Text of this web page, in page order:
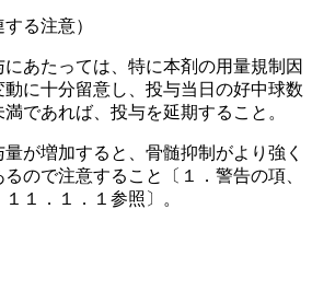
る注意）
あたっては、特に本剤の用量規制因
に十分留意し、投与当日の好中球数
であれば、投与を延期すること。
が増加すると、骨髄抑制がより強く
ので注意すること〔１．警告の項、
１．１．１参照〕。